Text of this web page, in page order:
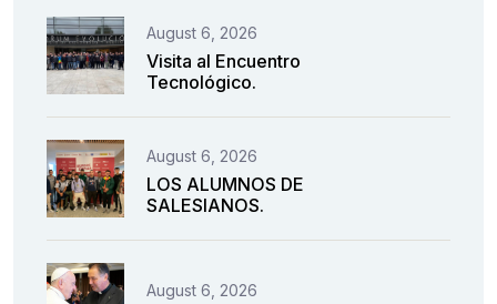
August 6, 2026
Visita al Encuentro
Tecnológico.
August 6, 2026
LOS ALUMNOS DE
SALESIANOS.
August 6, 2026